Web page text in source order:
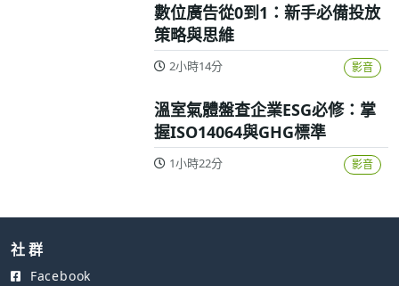
數位廣告從0到1：新手必備投放
策略與思維
2小時14分 影音
溫室氣體盤查企業ESG必修：掌
握ISO14064與GHG標準
1小時22分 影音
社 群
Facebook